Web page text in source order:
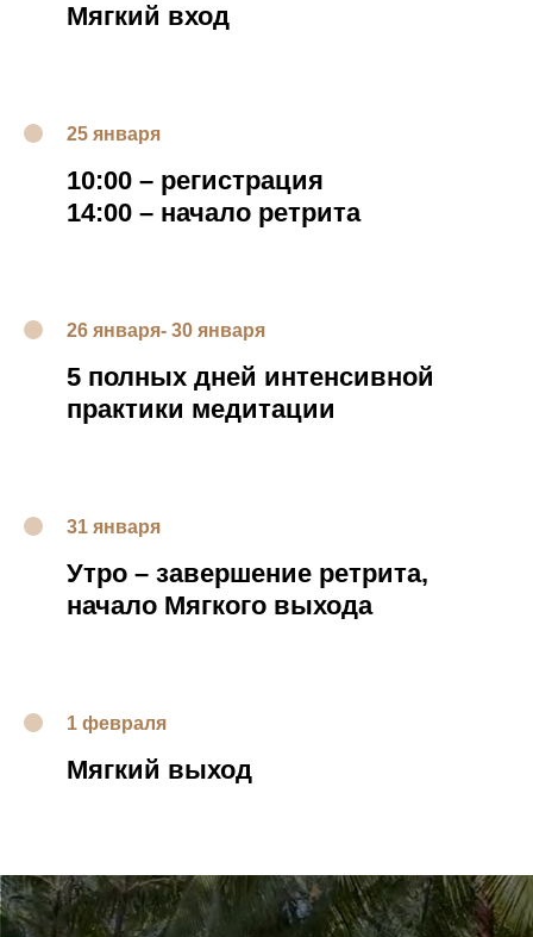
Мягкий вход
25 января
10:00 – регистрация
14:00 – начало ретрита
26 января- 30 января
5 полных дней интенсивной
практики медитации
31 января
Утро – завершение ретрита,
начало Мягкого выхода
1 февраля
Мягкий выход